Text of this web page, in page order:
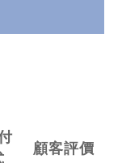
顧客評價